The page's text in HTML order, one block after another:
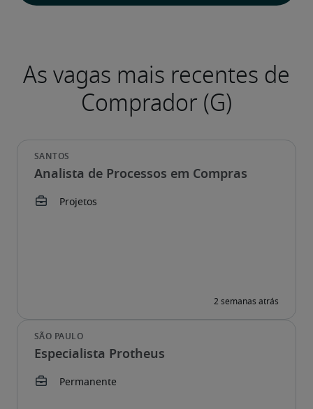
Analista de Processos em Compras
Especialista Protheus